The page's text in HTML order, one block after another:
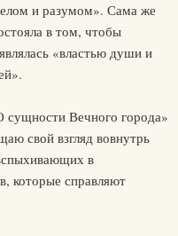
и разумом». Сама же
в том, чтобы
«властью души и
сущности Вечного города»
свой взгляд вовнутрь
в
которые справляют